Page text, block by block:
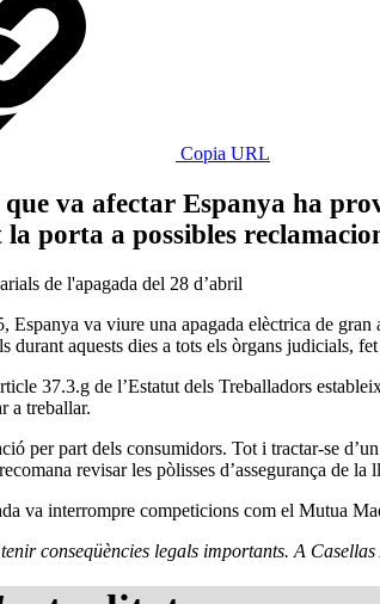
Copia URL
va afectar Espanya ha
porta a possibles
Espanya va viure una apagada elèctrica de
durant aquests dies a tots els òrgans judicials,
37.3.g de l’Estatut dels Treballadors
a treballar.
per part dels consumidors. Tot i tractar-se
revisar les pòlisses d’assegurança de la
va interrompre competicions com el Mutua
conseqüències legals importants. A